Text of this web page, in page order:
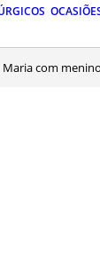
Maria com